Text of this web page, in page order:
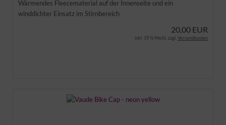
Wärmendes Fleecematerial auf der Innenseite und ein
winddichter Einsatz im Stirnbereich
20,00 EUR
inkl. 19 % MwSt. zzgl. Versandkosten